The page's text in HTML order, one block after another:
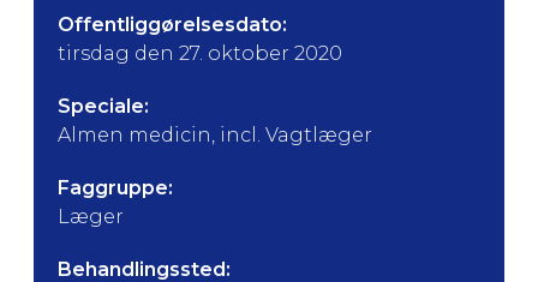
Offentliggørelsesdato:
tirsdag den 27. oktober 2020
Speciale:
Almen medicin, incl. Vagtlæger
Faggruppe:
Læger
Behandlingssted: